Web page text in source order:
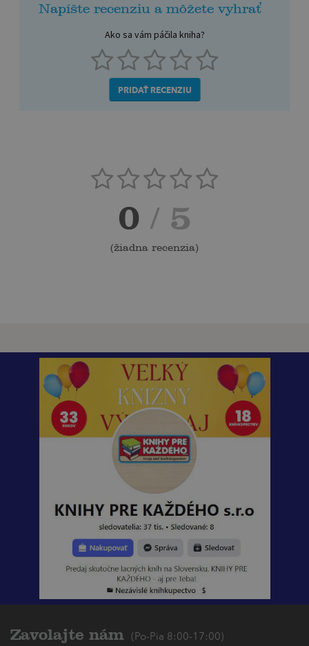
Napíšte recenziu a môžete vyhrať
Ako sa vám páčila kniha?
PRIDAŤ RECENZIU
0 / 5
(žiadna recenzia)
Zavolajte nám (Po-Pia 8:00-17:00)